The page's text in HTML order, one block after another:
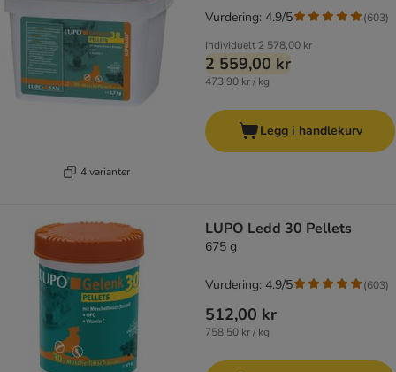
4 varianter
Individuelt 2 578,00 kr
2 559,00 kr
473,90 kr / kg
Vurdering: 4.9/5 (603)
Legg i handlekurv
LUPO Ledd 30 Pellets
675 g
512,00 kr
758,50 kr / kg
Vurdering: 4.9/5 (603)